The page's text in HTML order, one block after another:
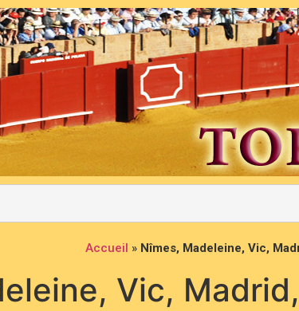
Accueil » Nîmes, Madeleine, Vic,
Vic,